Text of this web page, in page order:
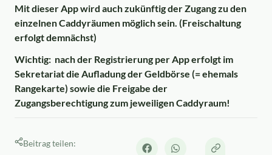
Mit dieser App wird auch zukünftig der Zugang zu den
einzelnen Caddyräumen möglich sein. (Freischaltung
erfolgt demnächst)
Wichtig: nach der Registrierung per App erfolgt im
Sekretariat die Aufladung der Geldbörse (= ehemals
Rangekarte) sowie die Freigabe der
Zugangsberechtigung zum jeweiligen Caddyraum!
Beitrag teilen: